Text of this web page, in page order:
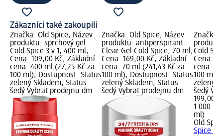
Zákazníci také zakoupili
Značka: Old Spice; Název
produktu: sprchový gel
Cold Spice 3 v 1, 400 ml;
Cena: 109,00 Kč; Základní
cena: 400 ml (27,25 Kč za
100 ml); Dostupnost: Status
zelený Skladem, Status
šedý Vybrat prodejnu dm
Značka: Old Spice; Název
produktu: antiperspirant
Clear Gel Cold Spice, 70 ml;
Cena: 169,00 Kč; Základní
cena: 70 ml (241,43 Kč za
100 ml); Dostupnost: Status
zelený Skladem, Status
šedý Vybrat prodejnu dm
Značka:
Cold
Cena:
cena: 1
100 ml);
zelený
šedý
199,00
1 000 ml
ml)
Old
Spice 3